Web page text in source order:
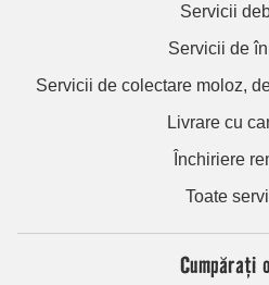
Servicii
Servicii de
Servicii de colectare moloz,
Livrare cu
Închiriere
Toate
Cumpărați